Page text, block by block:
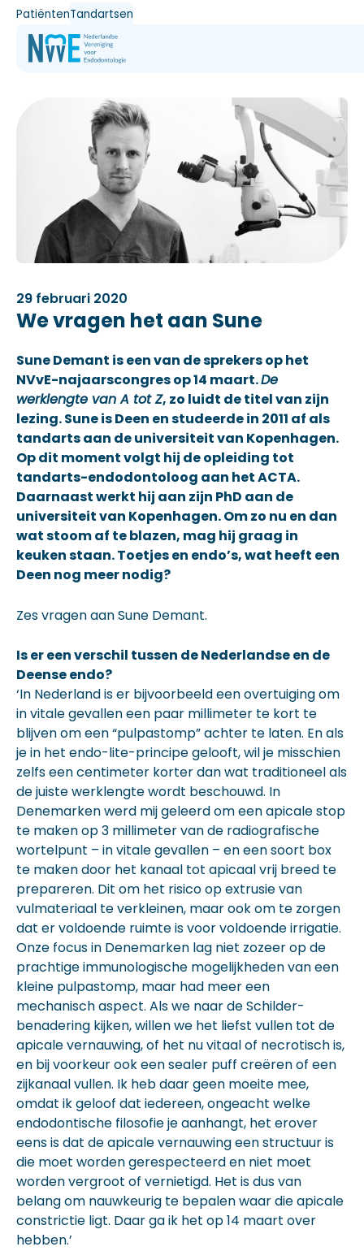
PatiëntenTandartsen
29 februari 2020
We vragen het aan Sune
Sune Demant is een van de sprekers op het
NVvE-najaarscongres op 14 maart.De
werklengte van A tot Z, zo luidt de titel van zijn
lezing. Sune is Deen en studeerde in 2011 af als
tandarts aan de universiteit van Kopenhagen.
Op dit moment volgt hij de opleiding tot
tandarts-endodontoloog aan het ACTA.
Daarnaast werkt hij aan zijn PhD aan de
universiteit van Kopenhagen. Om zo nu en dan
wat stoom af te blazen, mag hij graag in
keuken staan. Toetjes en endo’s, wat heeft een
Deen nog meer nodig?
Zes vragen aan Sune Demant.
Is er een verschil tussen de Nederlandse en de
Deense endo?
‘In Nederland is er bijvoorbeeld een overtuiging om
in vitale gevallen een paar millimeter te kort te
blijven om een “pulpastomp” achter te laten. En als
je in het endo-lite-principe gelooft, wil je misschien
zelfs een centimeter korter dan wat traditioneel als
de juiste werklengte wordt beschouwd. In
Denemarken werd mij geleerd om een apicale stop
te maken op 3 millimeter van de radiografische
wortelpunt – in vitale gevallen – en een soort box
te maken door het kanaal tot apicaal vrij breed te
prepareren. Dit om het risico op extrusie van
vulmateriaal te verkleinen, maar ook om te zorgen
dat er voldoende ruimte is voor voldoende irrigatie.
Onze focus in Denemarken lag niet zozeer op de
prachtige immunologische mogelijkheden van een
kleine pulpastomp, maar had meer een
mechanisch aspect. Als we naar de Schilder-
benadering kijken, willen we het liefst vullen tot de
apicale vernauwing, of het nu vitaal of necrotisch is,
en bij voorkeur ook een sealer puff creëren of een
zijkanaal vullen. Ik heb daar geen moeite mee,
omdat ik geloof dat iedereen, ongeacht welke
endodontische filosofie je aanhangt, het erover
eens is dat de apicale vernauwing een structuur is
die moet worden gerespecteerd en niet moet
worden vergroot of vernietigd. Het is dus van
belang om nauwkeurig te bepalen waar die apicale
constrictie ligt. Daar ga ik het op 14 maart over
hebben.’